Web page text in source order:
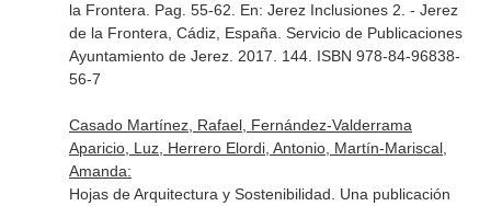
la Frontera. Pag. 55-62. En: Jerez Inclusiones 2 . - Jerez
de la Frontera, Cádiz, España. Servicio de Publicaciones
Ayuntamiento de Jerez. 2017. 144. ISBN 978-84-96838-
56-7
Casado Martínez, Rafael, Fernández-Valderrama
Aparicio, Luz, Herrero Elordi, Antonio, Martín-Mariscal,
Amanda:
Hojas de Arquitectura y Sostenibilidad. Una publicación